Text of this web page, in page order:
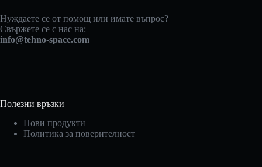
Нуждаете се от помощ или имате въпрос?
Свържете се с нас на:
info@tehno-space.com
Полезни връзки
Нови продукти
Политика за поверителност